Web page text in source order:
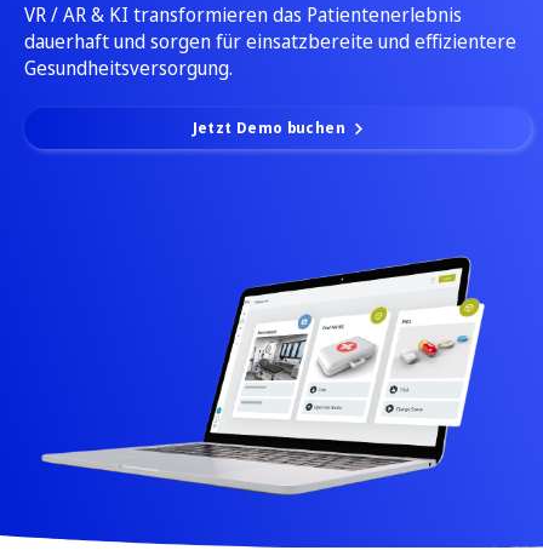
VR / AR & KI transformieren das Patientenerlebnis
dauerhaft und sorgen für einsatzbereite und effizientere
Gesundheitsversorgung.
Jetzt Demo buchen